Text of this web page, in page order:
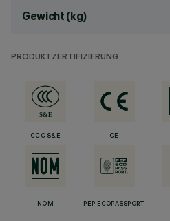
Gewicht (kg)
PRODUKTZERTIFIZIERUNG
CCC S&E CE
NOM PEP ECOPASSPORT